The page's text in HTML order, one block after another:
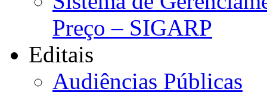
Preço – SIGARP
Editais
Audiências Públicas